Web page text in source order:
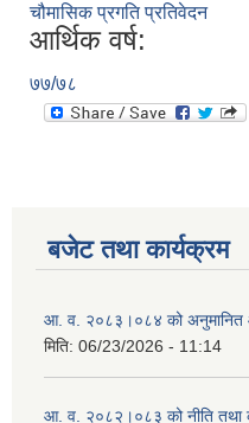
चौमासिक प्रगति प्रतिवेदन
आर्थिक वर्ष:
७७/७८
बजेट तथा कार्यक्रम
आ. व. २०८३।०८४ को
मिति: 06/23/2026 - 11:14
आ. व. २०८२।०८३ को नीति तथा